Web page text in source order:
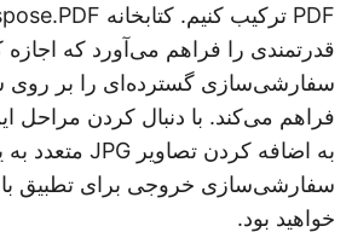
قدرتمندی را فراهم می‌آورد که اجازه
فراهم می‌کند. با دنبال کردن مراحل
سفارشی‌سازی خروجی برای تطبیق با
خواهید بود.